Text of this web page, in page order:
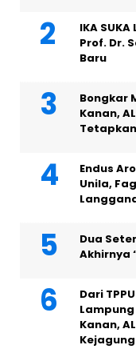
IKA
Prof. Dr.
Baru
Bongkar
Kanan,
Endus
Unila,
Dua
Akhirnya
Dari
Kanan,
Kejagung